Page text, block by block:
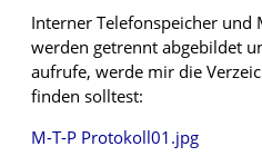
Interner Telefonspeicher und
werden getrennt abgebildet
aufrufe, werde mir die
finden solltest:
M-T-P Protokoll01.jpg